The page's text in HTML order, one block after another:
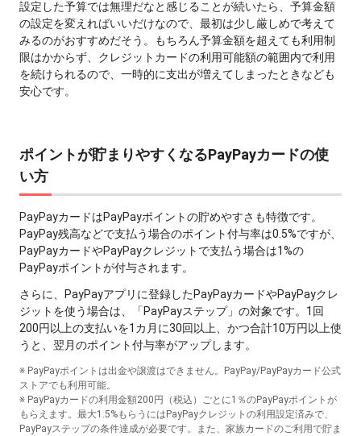
設定した予算では無理だなと感じることが続いたら、予算⾦額
の設定を変えればいいだけなので、最初は少し厳しめで考えて
みるのがおすすめだそう。もちろん予算⾦額を超えても利⽤制
限はかからず、クレジットカードの利⽤可能額の範囲内で利⽤
を続けられるので、⼀時的に⽀出が増えてしまったときなども
安⼼です。
ポイントが貯まりやすくなるPayPayカードの使
い⽅
PayPayカードはPayPayポイントの貯めやすさも特徴です。
PayPay残⾼などで⽀払う場合のポイント付与率は0.5%ですが、
PayPayカードやPayPayクレジットで⽀払う場合は1%の
PayPayポイントが付与されます。
さらに、PayPayアプリに登録したPayPayカードやPayPayクレ
ジットを使う場合は、「PayPayステップ」の対象です。1回
200円以上の⽀払いを1カ⽉に30回以上、かつ合計10万円以上使
うと、翌⽉のポイント付与率がアップします。
※ PayPayポイントは出⾦や譲渡はできません。PayPay/PayPayカード公式
ストアでも利⽤可能。
※ PayPayカードの利⽤⾦額200円（税込）ごとに1％のPayPayポイントが
もらえます。最⼤1.5%もらうにはPayPayクレジットの利⽤設定済みで、
PayPayステップの条件達成が必要です。また、家族カードのご利⽤で貯ま